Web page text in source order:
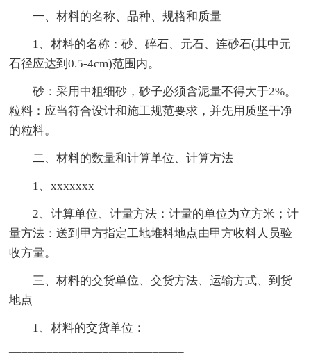
一、材料的名称、品种、规格和质量
1、材料的名称：砂、碎石、元石、连砂石(其中元
石径应达到0.5-4cm)范围内。
砂：采用中粗细砂，砂子必须含泥量不得大于2%。
粒料：应当符合设计和施工规范要求，并先用质坚干净
的粒料。
二、材料的数量和计算单位、计算方法
1、xxxxxxx
2、计算单位、计量方法：计量的单位为立方米；计
量方法：送到甲方指定工地堆料地点由甲方收料人员验
收方量。
三、材料的交货单位、交货方法、运输方式、到货
地点
1、材料的交货单位：